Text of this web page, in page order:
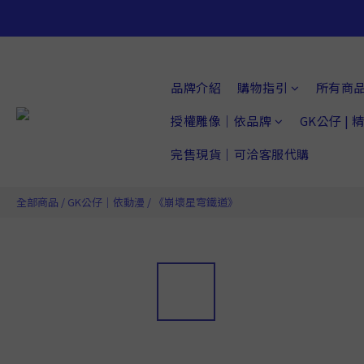
品牌介紹 購物指引
所有商
授權雕像｜依品牌
GK公仔 |
完售現貨｜可洽客服代購
全部商品 / GK公仔｜依動漫 / 《崩壞星穹鐵道》